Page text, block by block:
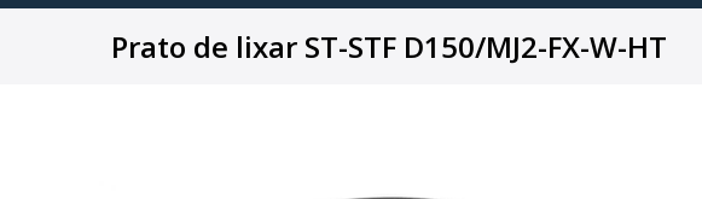
Prato de lixar ST-STF D150/MJ2-FX-W-HT